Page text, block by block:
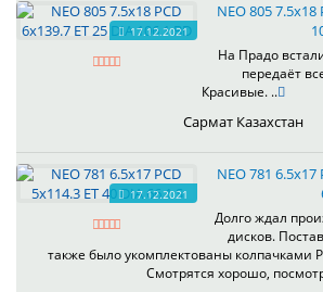
17.12.2021
NEO 805 7.5x18
На Прадо
передаёт
Красивые. ..
Сармат Казахстан
17.12.2021
NEO 781 6.5x17
Долго ждал
дисков.
также было укомплектованы колпачками
Смотрятся хорошо,